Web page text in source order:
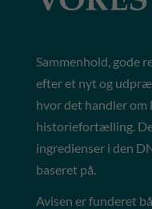
Sammenhold, gode
efter et nyt og
hvor det handler
historiefortælling.
ingredienser i den
baseret på.
Avisen er funderet